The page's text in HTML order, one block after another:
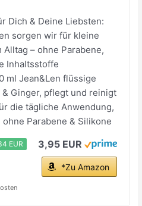
Dich & Deine Liebsten:
sorgen wir für kleine
– ohne Parabene,
Inhaltsstoffe
ml Jean&Len flüssige
& Ginger, pflegt und reinigt
die tägliche Anwendung,
Parabene & Silikone
EUR 3,95 EUR
*Zu Amazon